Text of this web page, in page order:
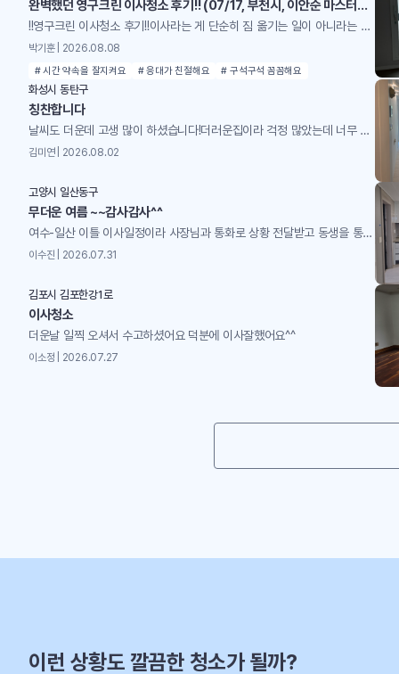
완벽했던 영구크린 이사청소 후기!! (07/17, 부천시, 이안순 마스터님 팀)
!!영구크린 이사청소 후기!!이사라는 게 단순히 짐 옮기는 일이 아니라는 걸 이번에 또 느꼈습니다. 짐 싸고, 옮기고, 정리하는 것도 힘든데… 사실 제일 큰 스트레스는 청소예요. 짐을 다 빼고 나면 집이 정말 전쟁터 같거든요. 바닥은 먼지랑 때가 덕지덕지, 주방은 기름때가 굳어 있고, 욕실은 물때랑 곰팡이가 눈에 띄고… 이걸 새 집처럼 만들어야 하니까 막막하죠.그래서 이번엔 고민 없이 영구크린 이사청소를 맡겼습니다. 담당은 이안순 마스터님과 3인 팀이었는데, 결론부터 말하면 완벽 그 자체였어요. 이사라는 큰 과정을 훨씬 편하게 마무리할 수 있었고, 새 집 시작을 기분 좋게 할 수 있었어요.청소 전부터 연락을 주셔서 방문 시간, 집 구조, 청소 범위, 예상 소요 시간까지 꼼꼼하게 설명해주셨어요. 작은 질문에도 친절하게 답해주셔서 처음부터 신뢰감이 생겼습니다. 솔직히 이런 디테일한 안내가 없으면 불안하잖아요? 근데 이분들은 처음부터 “아, 이건 그냥 청소가 아니라 프리미엄 서비스다”라는 확신을 주셨어요.특히 좋았던 건 제가 놓칠 수 있는 부분까지 먼저 알려주신 거예요. 예를 들어 “냉장고 내부도 비워주시면 청소 가능합니다” 같은 안내. 이런 게 없으면 막상 청소 당일에 준비가 덜 돼서 당황할 수 있는데, 미리 알려주셔서 준비도 수월했어요.당일에는 세 분이 함께 오셨는데, 이사 일정이 조금 지연됐는데도 웃으면서 맞아주셔서 기분이 좋았어요. 시작 전에 전체 진행 순서를 설명해주셔서 마음이 편했고, 각자 역할을 정확히 알고 움직이는 모습이 진짜 전문적이었어요.예를 들어 한 분은 바닥, 한 분은 주방, 또 한 분은 욕실과 창문 이런 식으로 딱딱 나눠서 움직이는데, 서로 동선이 겹치지 않게 조율하는 게 인상적이었어요. 그냥 “각자 알아서” 하는 게 아니라 팀으로 움직이니까 속도도 빠르고 퀄리티도 높더라구요.작업 중간중간 서로 농담도 하시면서 분위기를 밝게 유지해주셨는데, 그게 은근히 긴장 풀리게 해주더라구요. 이사라는 게 워낙 정신없는 과정인데, 그 와중에 웃으면서 일해주시는 모습이 진짜 감사했어요.아래는 중간중간이나 시작 전 받은 사진들이에요.꼼꼼하게 환풍구까지 사진을 미리 찍어주시는 모습!!!청소 과정은 진짜 디테일 끝판왕이었어요.바닥: 묵은 때랑 얼룩까지 싹 제거해서 광택 살아남. 그냥 걸어 다니는 게 기분 좋아질 정도.주방: 기름때, 찌든 때 다 사라지고 선반/서랍까지 새집처럼. 냉장고 내부까지 비워내고 청소해주셔서 위생적으로도 안심.욕실: 곰팡이, 물때 제거 → 들어가자마자 상쾌. 욕실 특유의 꿉꿉한 냄새가 사라지고 새로 리모델링한 느낌.창틀, 창문, 몰딩: 작은 먼지 하나 안 남음. 햇빛 들어올 때 반짝거리는 게 다르더라구요.특히 주방 청소가 감동이었는데, 기름때가 오래 쌓여서 솔직히 포기하고 있었거든요. 근데 다 닦아내고 나니까 주방이 완전 새로 태어난 느낌. 요리할 때 기분이 달라질 것 같아요.저희 집에 고양이가 있어서 털이 걱정이었는데, 가구 옮기면서 묻어 있던 털까지 싹 정리해주셨어요. 반려동물 키우는 집은 털이 진짜 골칫거리인데, 그걸 생활 패턴까지 고려해서 청소해주시는 게 감동이었어요.단순히 청소만 하는 게 아니라 “이 집은 반려동물이 있으니까 이런 부분까지 신경 써야겠다”라는 배려가 느껴졌습니다. 반려동물 키우는 분들은 특히 만족할 거예요.청소 끝나고 피톤치드 살균 서비스까지 해주셨는데, 집 공기가 확 달라졌어요. 상쾌하고 위생적으로도 안심. 그냥 깨끗해진 집이 아니라, 건강까지 챙겨주는 느낌이었어요. 마지막에 고객이 만족하는지 확인까지 해주셔서 진짜 ‘끝까지 책임진다’는 느낌이었어요.청소가 끝난 뒤 집을 둘러보는데, 진짜 새로 입주하는 기분이었어요. 이사라는 큰일을 마무리하면서 이렇게 상쾌하게 끝낼 수 있다는 게 얼마나 큰 행복인지… 그 순간만큼은 피로가 싹 풀렸습니다.이사청소는 그냥 집 치우는 게 아니라 새로운 생활을 준비하는 과정이라는 걸 다시 느꼈습니다. 이번 경험은 ‘프리미엄 청소’라는 말이 괜히 붙은 게 아니라는 걸 제대로 체감했어요.부천에서 이사청소 고민 중이라면 영구크린 이안순 마스터님 팀 강추! 다음 이사 때도 고민 없이 다시 맡길 예정입니다. 덕분에 이사라는 큰일을 훨씬 편하게 마무리했고, 새 집에서 기분 좋게 시작할 수 있었어요.너무너무 칭찬합니다~~!! ♥♥♥
박기훈 | 2026.08.08
# 시간 약속을 잘지켜요 # 응대가 친절해요 # 구석구석 꼼꼼해요
화성시 동탄구
칭찬합니다
날씨도 더운데 고생 많이 하셨습니다!더러운집이라 걱정 많았는데 너무 깨끗해졌어요!
김미연 | 2026.08.02
고양시 일산동구
무더운 여름 ~~감사감사^^
여수-일산 이틀 이사일정이라 사장님과 통화로 상황 전달받고 동생을 통해 전후 상황을 전해 듣고틈틈이 사장님께서 사진과 동영상으로 실시간 보고해주셔서 ^^ 청소걱정 하지 않고 맘 편히 마무리하고 일산을 향해 가고 있는중 사장님 직원분들께 넘 고맙고 감사해서 글 올립니다 .한번더 이사 계획중이라 담번에도 사장님께 부탁드리고 싶습니다~~더운날 고생 많으셨고 감사합니다^^
이수진 | 2026.07.31
김포시 김포한강1로
이사청소
더운날 일찍 오셔서 수고하셨어요 덕분에 이사잘했어요^^
이소정 | 2026.07.27
이런 상황도 깔끔한 청소가 될까?